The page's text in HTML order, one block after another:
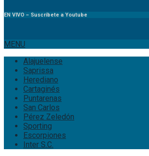
EN VIVO – Suscríbete a Youtube
MENU
Alajuelense
Saprissa
Herediano
Cartaginés
Puntarenas
San Carlos
Pérez Zeledón
Sporting
Escorpiones
Inter S.C.